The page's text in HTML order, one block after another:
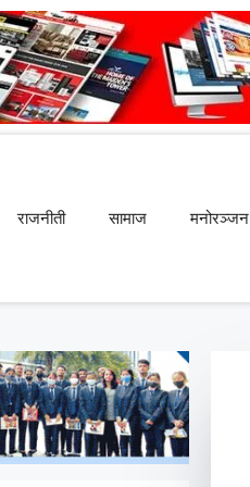
राजनीती सामाज मनोरञ्जन